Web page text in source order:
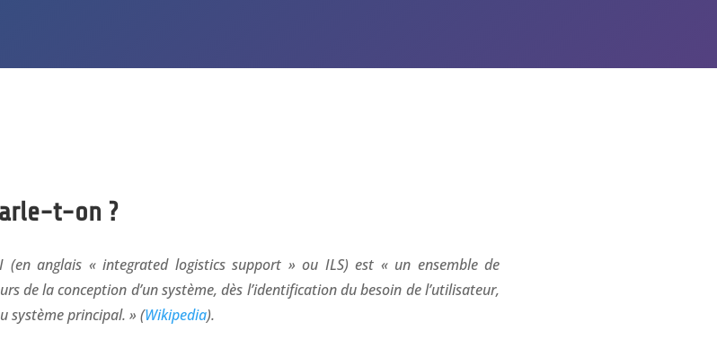
t-on ?
(en anglais « integrated logistics support » ou ILS) est « un ensemble de
de la conception d’un système, dès l’identification du besoin de l’utilisateur,
système principal. » (Wikipedia).